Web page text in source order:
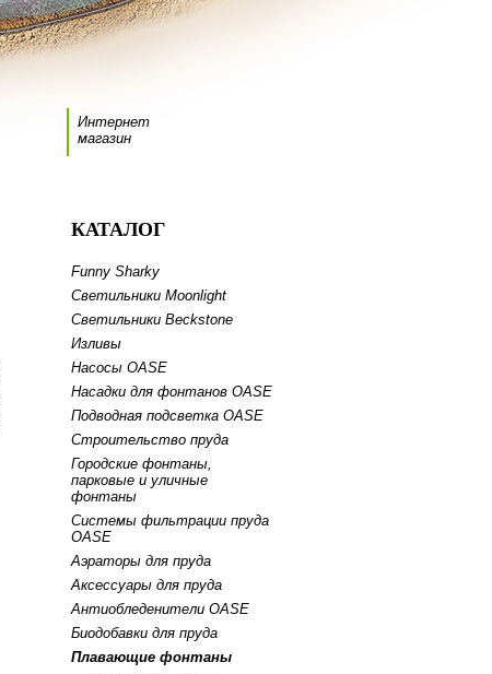
Интернет
магазин
КАТАЛОГ
Funny Sharky
Светильники Moonlight
Светильники Beckstone
Изливы
Насосы OASE
Насадки для фонтанов OASE
Подводная подсветка OASE
Строительство пруда
Городские фонтаны,
парковые и уличные
фонтаны
Системы фильтрации пруда
OASE
Аэраторы для пруда
Аксессуары для пруда
Антиобледенители OASE
Биодобавки для пруда
Плавающие фонтаны